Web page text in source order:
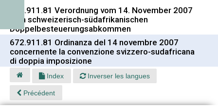
672.911.81 Verordnung vom 14. November 2007
zum schweizerisch-südafrikanischen
Doppelbesteuerungsabkommen
672.911.81 Ordinanza del 14 novembre 2007
concernente la convenzione svizzero-sudafricana
di doppia imposizione
Index Inverser les langues
Précédent